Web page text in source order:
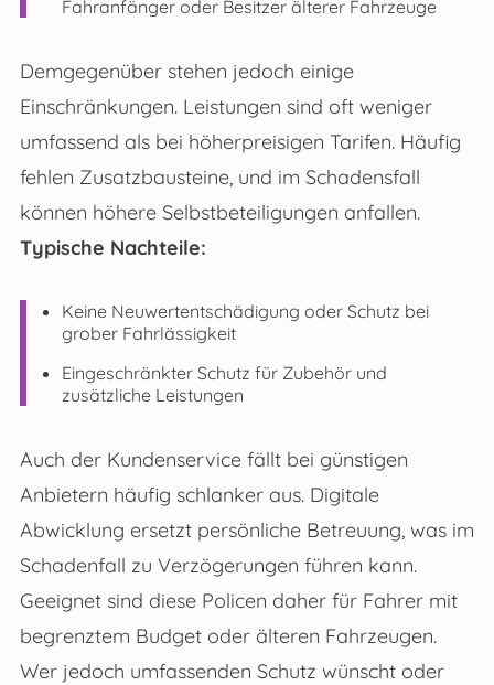
Fahranfänger oder Besitzer älterer Fahrzeuge
Demgegenüber stehen jedoch einige
Einschränkungen. Leistungen sind oft weniger
umfassend als bei höherpreisigen Tarifen. Häufig
fehlen Zusatzbausteine, und im Schadensfall
können höhere Selbstbeteiligungen anfallen.
Typische Nachteile:
Keine Neuwertentschädigung oder Schutz bei
grober Fahrlässigkeit
Eingeschränkter Schutz für Zubehör und
zusätzliche Leistungen
Auch der Kundenservice fällt bei günstigen
Anbietern häufig schlanker aus. Digitale
Abwicklung ersetzt persönliche Betreuung, was im
Schadenfall zu Verzögerungen führen kann.
Geeignet sind diese Policen daher für Fahrer mit
begrenztem Budget oder älteren Fahrzeugen.
Wer jedoch umfassenden Schutz wünscht oder